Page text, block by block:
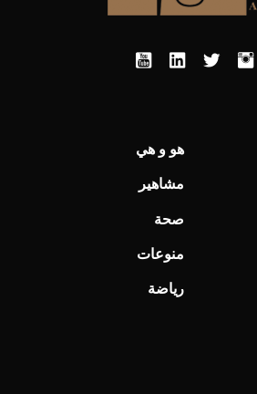
هو و هي
مشاهير
صحة
منوعات
رياضة